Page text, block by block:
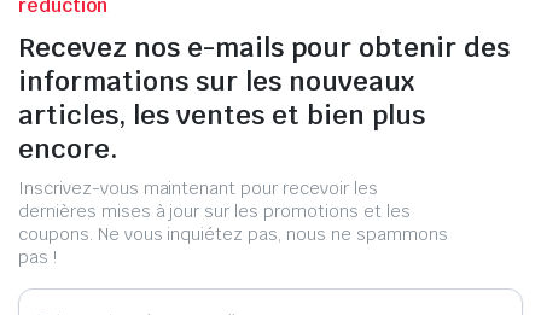
réduction
Recevez nos e-mails pour obtenir des
informations sur les nouveaux
articles, les ventes et bien plus
encore.
Inscrivez-vous maintenant pour recevoir les
dernières mises à jour sur les promotions et les
coupons. Ne vous inquiétez pas, nous ne spammons
pas !